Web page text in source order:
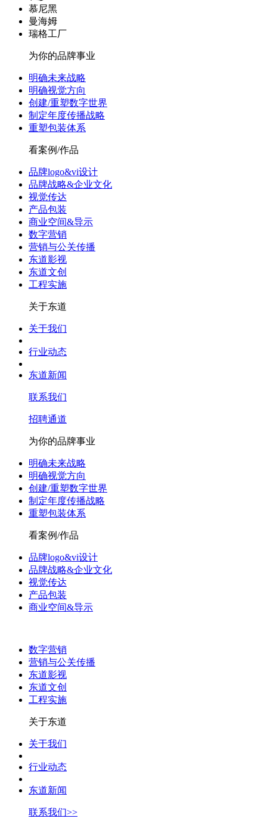
慕尼黑
曼海姆
瑞格工厂
为你的品牌事业
明确未来战略
明确视觉方向
创建/重塑数字世界
制定年度传播战略
重塑包装体系
看案例/作品
品牌logo&vi设计
品牌战略&企业文化
视觉传达
产品包装
商业空间&导示
数字营销
营销与公关传播
东道影视
东道文创
工程实施
关于东道
关于我们
行业动态
东道新闻
联系我们
招聘通道
为你的品牌事业
明确未来战略
明确视觉方向
创建/重塑数字世界
制定年度传播战略
重塑包装体系
看案例/作品
品牌logo&vi设计
品牌战略&企业文化
视觉传达
产品包装
商业空间&导示
数字营销
营销与公关传播
东道影视
东道文创
工程实施
关于东道
关于我们
行业动态
东道新闻
联系我们>>